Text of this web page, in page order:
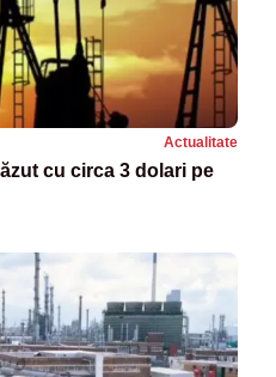
Actualitate
cu circa 3 dolari pe